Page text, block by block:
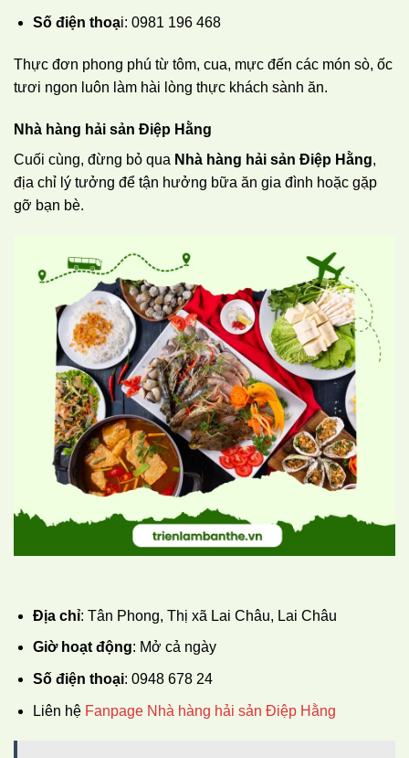
Số điện thoại: 0981 196 468
Thực đơn phong phú từ tôm, cua, mực đến các món sò, ốc
tươi ngon luôn làm hài lòng thực khách sành ăn.
Nhà hàng hải sản Điệp Hằng
Cuối cùng, đừng bỏ qua Nhà hàng hải sản Điệp Hằng,
địa chỉ lý tưởng để tận hưởng bữa ăn gia đình hoặc gặp
gỡ bạn bè.
Địa chỉ: Tân Phong, Thị xã Lai Châu, Lai Châu
Giờ hoạt động: Mở cả ngày
Số điện thoại: 0948 678 24
Liên hệ Fanpage Nhà hàng hải sản Điệp Hằng